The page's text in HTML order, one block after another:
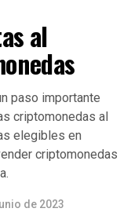
al
paso importante
criptomonedas al
elegibles en
criptomonedas
de 2023